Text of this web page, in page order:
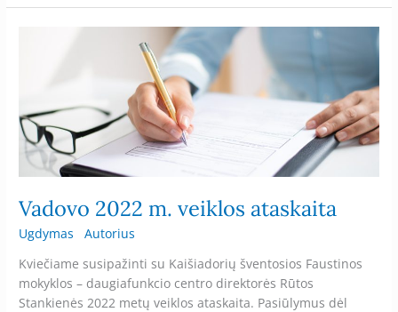
Vadovo 2022 m. veiklos ataskaita
Ugdymas Autorius
Kviečiame susipažinti su Kaišiadorių šventosios Faustinos
mokyklos – daugiafunkcio centro direktorės Rūtos
Stankienės 2022 metų veiklos ataskaita. Pasiūlymus dėl
ataskaita